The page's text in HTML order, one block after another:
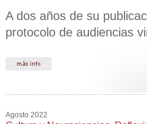
A dos años de su
protocolo de audiencias
Agosto 2022